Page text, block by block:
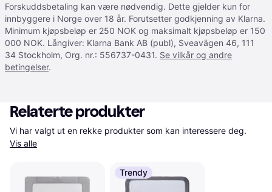
Forskuddsbetaling kan være nødvendig. Dette gjelder kun for
innbyggere i Norge over 18 år. Forutsetter godkjenning av Klarna.
Minimum kjøpsbeløp er 250 NOK og maksimalt kjøpsbeløp er 150
000 NOK. Långiver: Klarna Bank AB (publ), Sveavägen 46, 111
34 Stockholm, Org. nr.: 556737-0431. Se vilkår og andre
betingelser.
Relaterte produkter
Vis alle
Trendy